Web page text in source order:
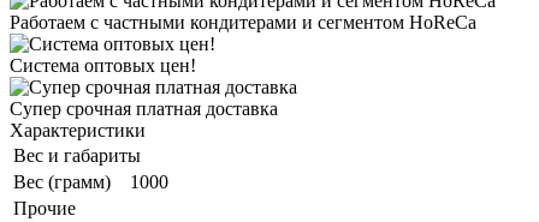
Работаем с частными кондитерами и сегментом HoReCa
Система оптовых цен!
Супер срочная платная доставка
Характеристики
Вес и габариты
Вес (грамм)
1000
Прочие